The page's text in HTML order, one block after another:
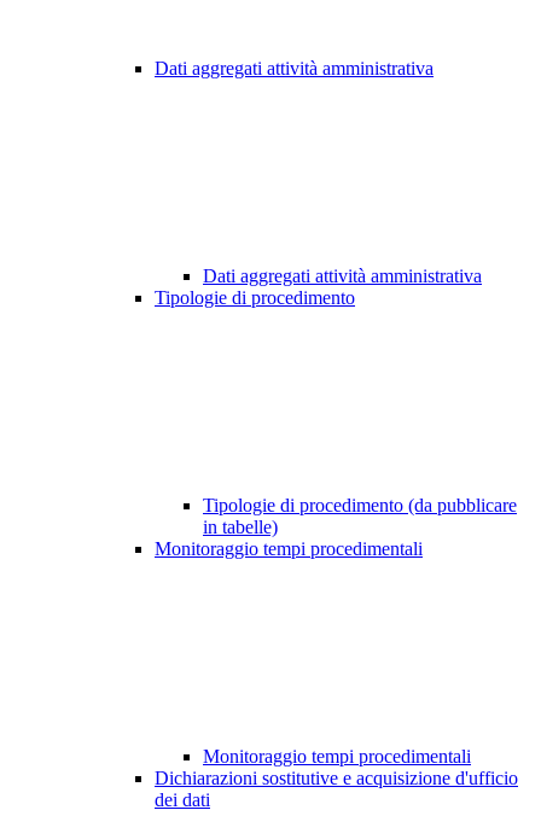
Dati aggregati attività amministrativa
Dati aggregati attività amministrativa
Tipologie di procedimento
Tipologie di procedimento (da pubblicare
in tabelle)
Monitoraggio tempi procedimentali
Monitoraggio tempi procedimentali
Dichiarazioni sostitutive e acquisizione d'ufficio
dei dati